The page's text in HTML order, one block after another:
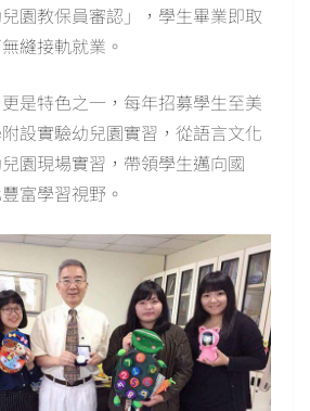
園教保員審認」，學生畢業即取
縫接軌就業。
更是特色之一，每年招募學生至美
設實驗幼兒園實習，從語言文化
園現場實習，帶領學生邁向國
富學習視野。